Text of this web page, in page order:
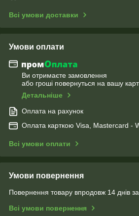
Всі умови доставки
Умови оплати
Ви отримаєте замовлення
або гроші повернуться на вашу
Детальніше
Оплата на рахунок
Оплата карткою Visa, Mastercard -
Всі умови оплати
Умови повернення
Повернення товару впродовж 14 днів
Всі умови повернення